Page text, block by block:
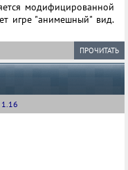
модифицированной
игре "анимешный" вид.
ПРОЧИТАТЬ
1.16